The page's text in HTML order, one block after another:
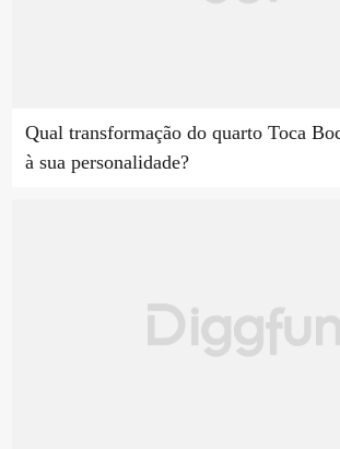
Qual transformação do quarto Toca
à sua personalidade?